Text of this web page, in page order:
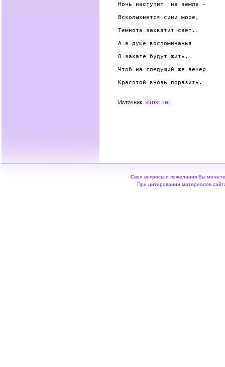
Ночь наступит  на земле -
Всколыхнется сини море,
Темнота захватит свет..
А в душе воспоминанья
О закате будут жить,
Чтоб на следущий же вечер
Красотой вновь поразить.
Источник: stroki.net
Свои вопросы и пожелания Вы
При цитировании материалов